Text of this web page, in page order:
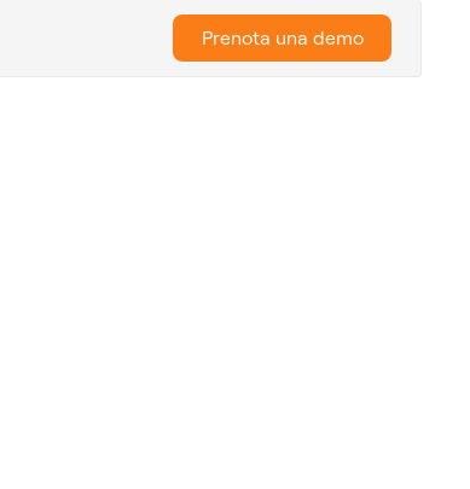
Prenota una demo